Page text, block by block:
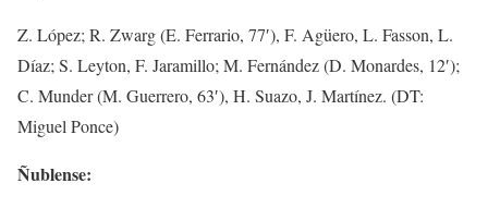
Z. López; R. Zwarg (E. Ferrario, 77′), F. Agüero, L. Fasson, L.
Díaz; S. Leyton, F. Jaramillo; M. Fernández (D. Monardes, 12′);
C. Munder (M. Guerrero, 63′), H. Suazo, J. Martínez. (DT:
Miguel Ponce)
Ñublense: